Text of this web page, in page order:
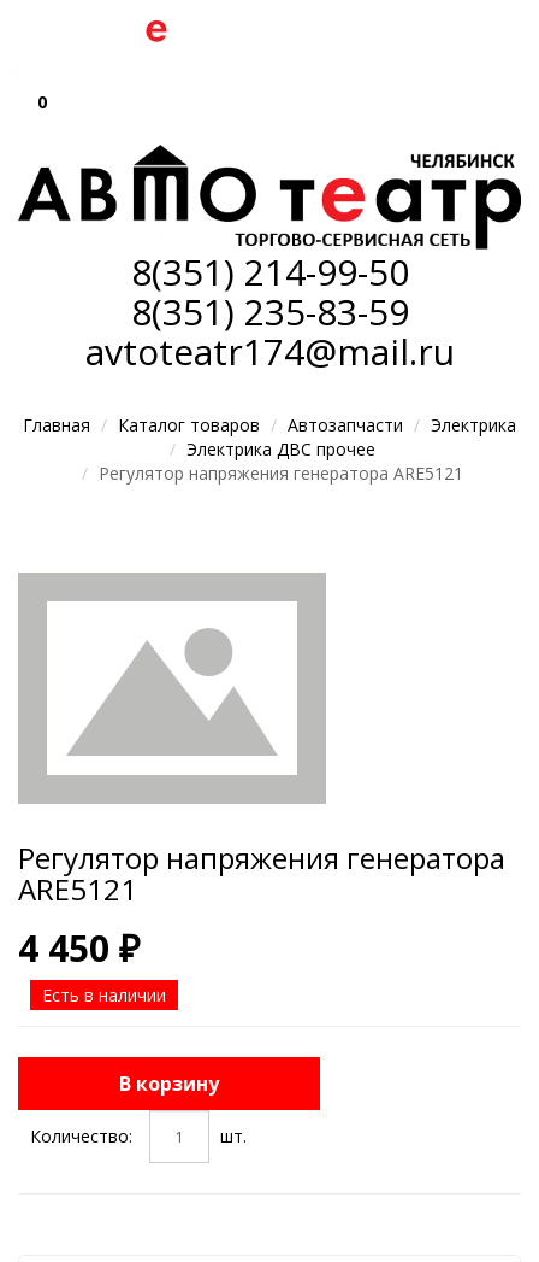
0
8(351) 214-99-50
8(351) 235-83-59
avtoteatr174@mail.ru
Главная Каталог товаров Автозапчасти
Электрика
Электрика ДВС прочее
Регулятор напряжения генератора ARE5121
Регулятор напряжения генератора
ARE5121
4 450 ₽
Есть в наличии
В корзину
Количество: шт.